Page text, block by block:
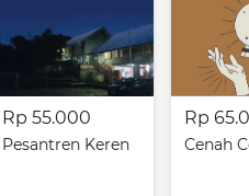
Rp 55.000
Pesantren Keren
Rp
Cenah